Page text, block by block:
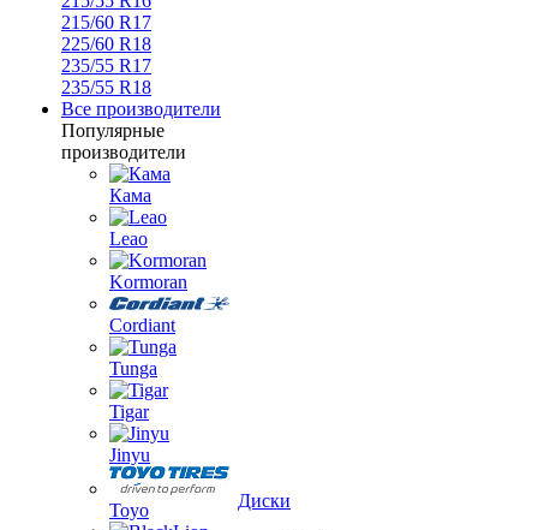
215/60 R17
225/60 R18
235/55 R17
235/55 R18
Все производители
Популярные
производители
Кама
Leao
Kormoran
Cordiant
Tunga
Tigar
Jinyu
Toyo
Диски